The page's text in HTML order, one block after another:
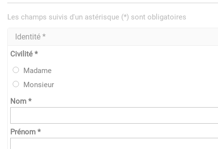
Les champs suivis d'un astérisque (*) sont obligatoires
Identité *
Civilité *
Madame
Monsieur
Nom *
Prénom *